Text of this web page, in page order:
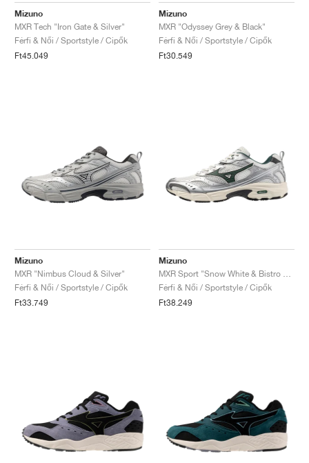
Mizuno
MXR Tech "Iron Gate & Silver"
Férfi & Női / Sportstyle / Cipők
Ft45.049
Mizuno
MXR "Odyssey Grey & Black"
Férfi & Női / Sportstyle / Cipők
Ft30.549
Mizuno
MXR "Nimbus Cloud & Silver"
Férfi & Női / Sportstyle / Cipők
Ft33.749
Mizuno
Férfi & Női / Sportstyle / Cipők
Ft38.249